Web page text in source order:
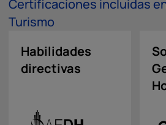
Certificaciones incluidas en
Turismo
Habilidades
directivas